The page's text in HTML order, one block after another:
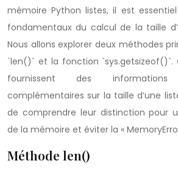
mémoire Python listes, il est
fondamentaux du calcul de la taille
Nous allons explorer deux méthodes
`len()` et la fonction `sys.getsizeof()`.
fournissent des
complémentaires sur la taille d’une
de comprendre leur distinction pour
de la mémoire et éviter la «
Méthode len()